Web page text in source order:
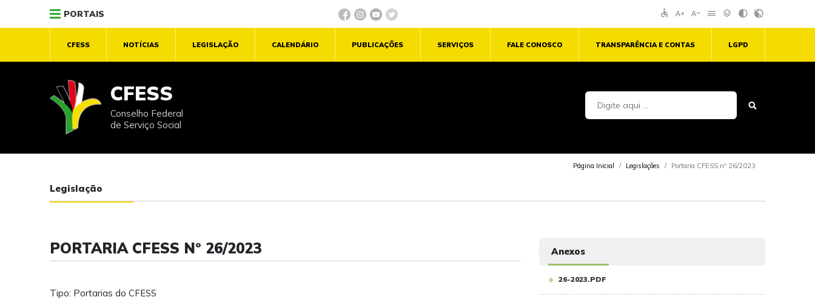
PORTAIS accessible text_increase text_decrease menu layers contrast contrast_rtl_off
CFESS NOTÍCIAS LEGISLAÇÃO CALENDÁRIO PUBLICAÇÕES SERVIÇOS FALE CONOSCO TRANSPARÊNCIA E CONTAS LGPD
CFESS
Conselho Federal
de Serviço Social
Página Inicial Legislações Portaria CFESS nº 26/2023
Legislação
PORTARIA CFESS Nº 26/2023
Tipo: Portarias do CFESS
Anexos
26-2023.PDF